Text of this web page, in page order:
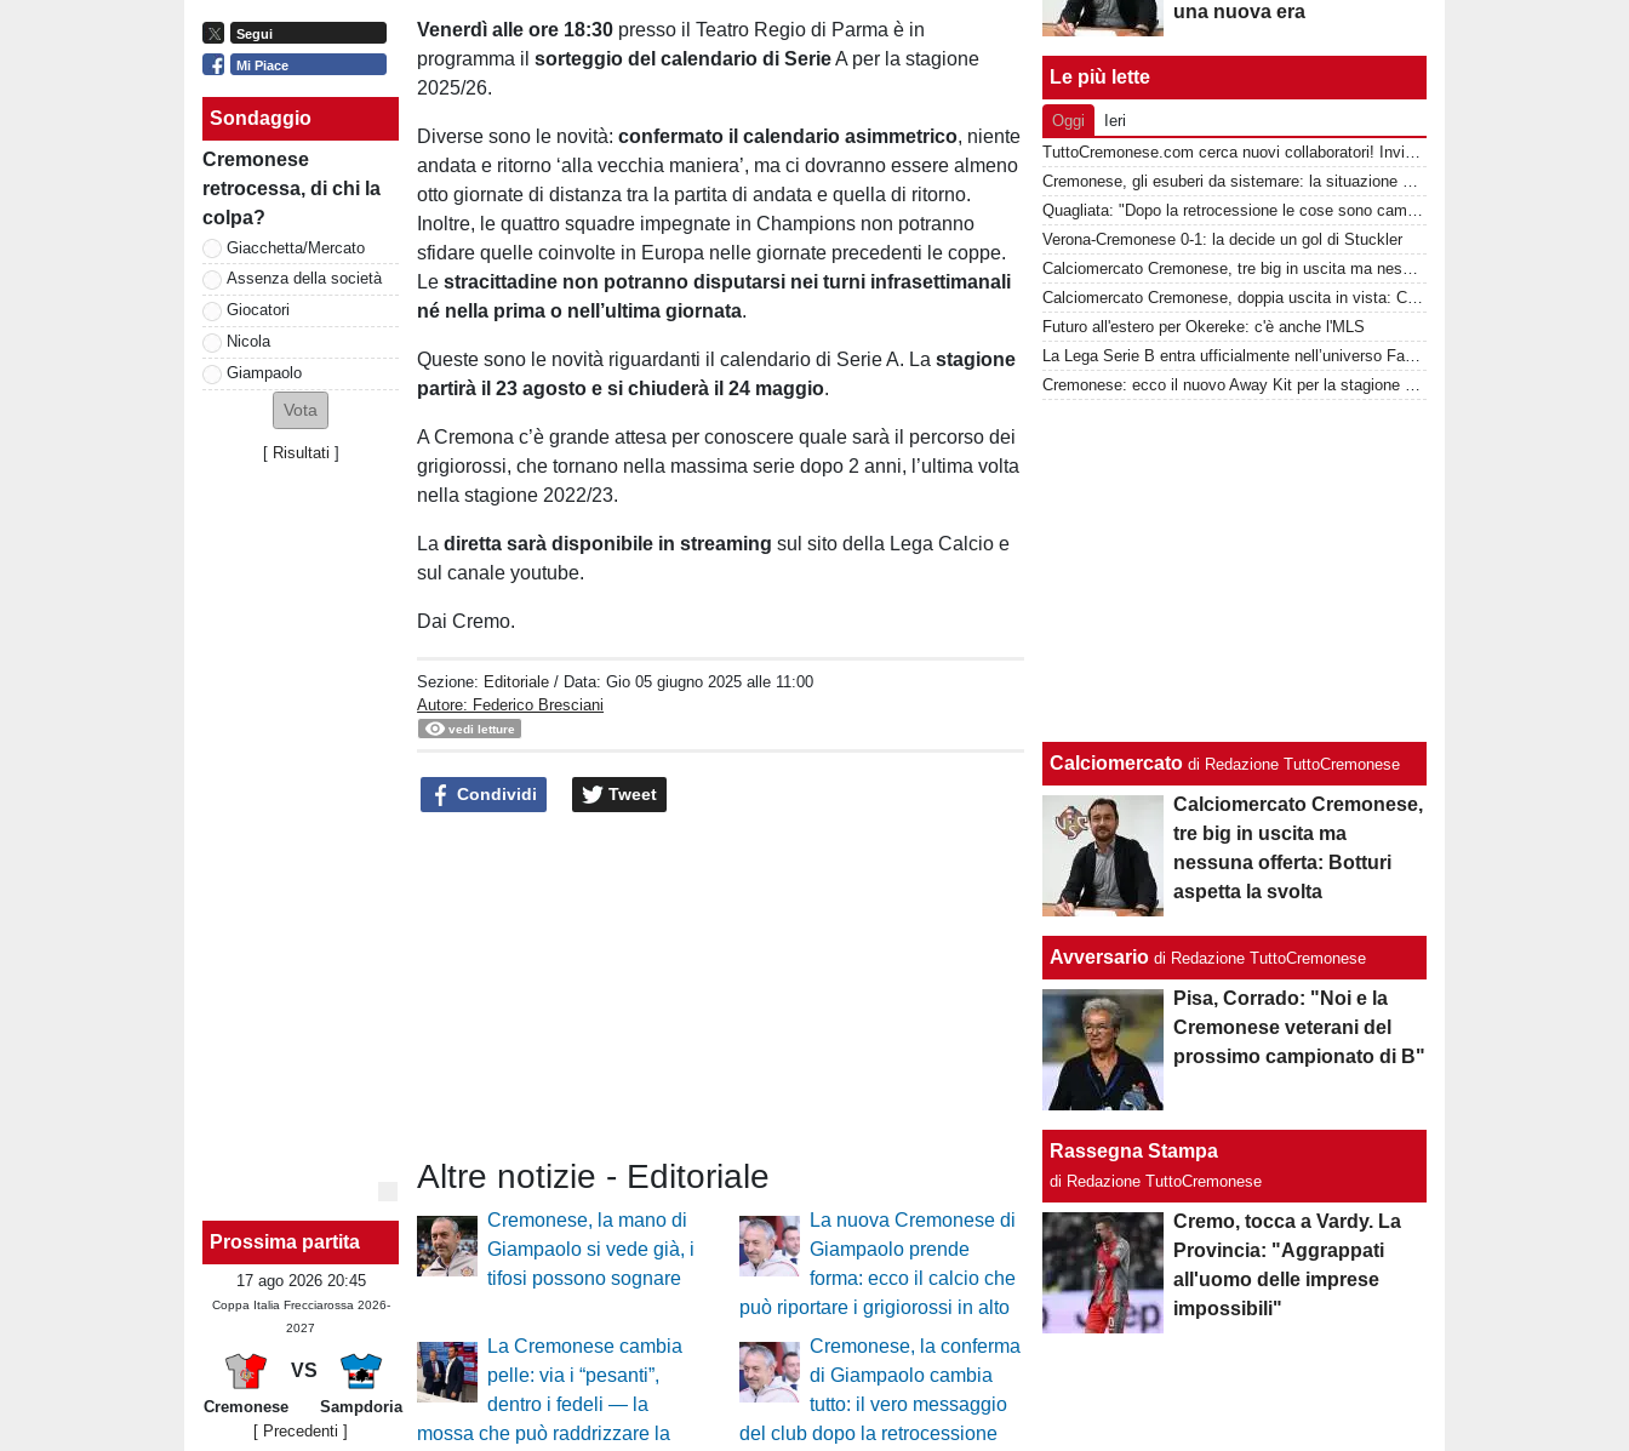
Segui
Mi Piace
Sondaggio
Cremonese
retrocessa, di chi la
colpa?
Giacchetta/Mercato
Assenza della società
Giocatori
Nicola
Giampaolo
[ Risultati ]
Prossima partita
17 ago 2026 20:45
Coppa Italia Frecciarossa 2026-
2027
VS
Cremonese
Sampdoria
[ Precedenti ]
Venerdì alle ore 18:30 presso il Teatro Regio di Parma è in
programma ilsorteggio del calendario di SerieA per la stagione
2025/26.
Diverse sono le novità:confermato il calendario asimmetrico, niente
andata e ritorno ‘alla vecchia maniera’, ma ci dovranno essere almeno
otto giornate di distanza tra la partita di andata e quella di ritorno.
Inoltre, le quattro squadre impegnate in Champions non potranno
sfidare quelle coinvolte in Europa nelle giornate precedenti le coppe.
Lestracittadine non potranno disputarsi nei turni infrasettimanali
né nella prima o nell’ultima giornata.
Queste sono le novità riguardanti il calendario di Serie A. Lastagione
partirà il 23 agosto e si chiuderà il 24 maggio.
A Cremona c’è grande attesa per conoscere quale sarà il percorso dei
grigiorossi, che tornano nella massima serie dopo 2 anni, l’ultima volta
nella stagione 2022/23.
Ladiretta sarà disponibile in streaming sul sito della Lega Calcio e
sul canale youtube.
Dai Cremo.
Sezione: Editoriale / Data:Gio 05 giugno 2025 alle 11:00
Autore: Federico Bresciani
vedi letture
Condividi Tweet
Altre notizie - Editoriale
Cremonese, la mano di
Giampaolo si vede già, i
tifosi possono sognare
La nuova Cremonese di
Giampaolo prende
forma: ecco il calcio che
può riportare i grigiorossi in alto
La Cremonese cambia
pelle: via i “pesanti”,
dentro i fedeli — la
mossa che può raddrizzare la
Cremonese, la conferma
di Giampaolo cambia
tutto: il vero messaggio
del club dopo la retrocessione
una nuova era
Le più lette
Oggi
Ieri
TuttoCremonese.com cerca nuovi collaboratori! Invia la tua candidatura!
Cremonese, gli esuberi da sistemare: la situazione completa reparto per reparto
Quagliata: "Dopo la retrocessione le cose sono cambiate con la Cremonese"
Verona-Cremonese 0-1: la decide un gol di Stuckler
Calciomercato Cremonese, tre big in uscita ma nessuna offerta: Botturi aspetta la svolta
Calciomercato Cremonese, doppia uscita in vista: Cassin e Tosi pronti a salutare per crescere
Futuro all'estero per Okereke: c'è anche l'MLS
La Lega Serie B entra ufficialmente nell’universo Fantacalcio®
Cremonese: ecco il nuovo Away Kit per la stagione 2026/27
Calciomercato di Redazione TuttoCremonese
Calciomercato Cremonese,
tre big in uscita ma
nessuna offerta: Botturi
aspetta la svolta
Avversario di Redazione TuttoCremonese
Pisa, Corrado: "Noi e la
Cremonese veterani del
prossimo campionato di B"
Rassegna Stampa
di Redazione TuttoCremonese
Cremo, tocca a Vardy. La
Provincia: "Aggrappati
all'uomo delle imprese
impossibili"